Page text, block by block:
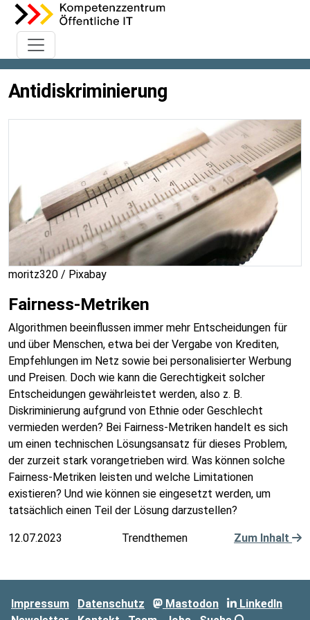
Antidiskriminierung
moritz320 / Pixabay
Fairness-Metriken
Algorithmen beeinflussen immer mehr Entscheidungen für
und über Menschen, etwa bei der Vergabe von Krediten,
Empfehlungen im Netz sowie bei personalisierter Werbung
und Preisen. Doch wie kann die Gerechtigkeit solcher
Entscheidungen gewährleistet werden, also z. B.
Diskriminierung aufgrund von Ethnie oder Geschlecht
vermieden werden? Bei Fairness-Metriken handelt es sich
um einen technischen Lösungsansatz für dieses Problem,
der zurzeit stark vorangetrieben wird. Was können solche
Fairness-Metriken leisten und welche Limitationen
existieren? Und wie können sie eingesetzt werden, um
tatsächlich einen Teil der Lösung darzustellen?
12.07.2023 Trendthemen Zum Inhalt
Impressum Datenschutz Mastodon
LinkedIn